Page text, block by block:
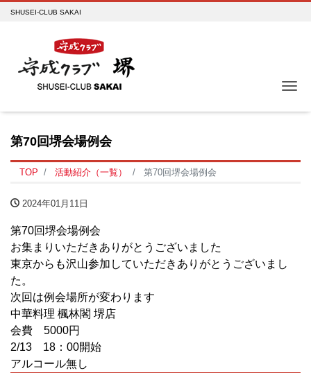
SHUSEI-CLUB SAKAI
第70回堺会場例会
TOP 活動紹介（一覧） 第70回堺会場例会
2024年01月11日
第70回堺会場例会
お集まりいただきありがとうございました
東京からも沢山参加していただきありがとうございまし
た。
次回は例会場所が変わります
中華料理 楓林閣 堺店
会費 5000円
2/13 18：00開始
アルコール無し